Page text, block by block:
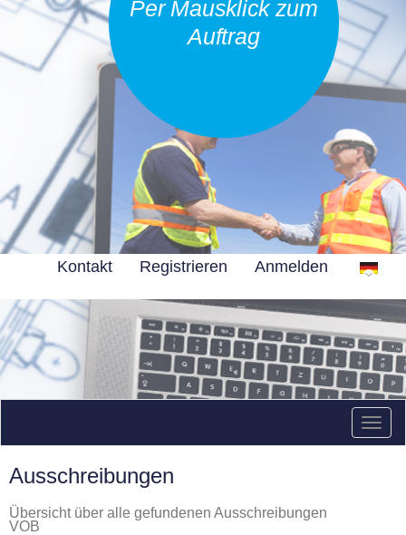
Per Mausklick zum
Auftrag
Kontakt Registrieren Anmelden
Ausschreibungen
Übersicht über alle gefundenen Ausschreibungen
VOB